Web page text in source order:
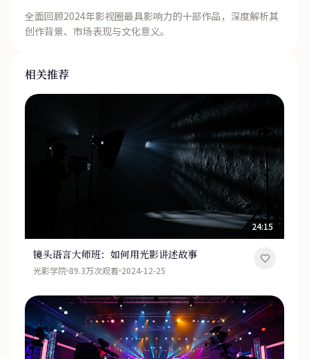
全面回顾2024年影视圈最具影响力的十部作品，深度解析其
创作背景、市场表现与文化意义。
相关推荐
24:15
镜头语言大师班：如何用光影讲述故事
光影学院 89.3万次观看 2024-12-25